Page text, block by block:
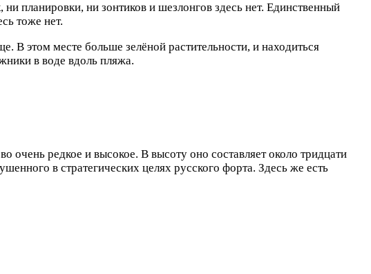
ни зонтиков и шезлонгов здесь нет. Единственный
тоже нет.
этом месте больше зелёной растительности, и находиться
в воде вдоль пляжа.
редкое и высокое. В высоту оно составляет около тридцати
в стратегических целях русского форта. Здесь же есть